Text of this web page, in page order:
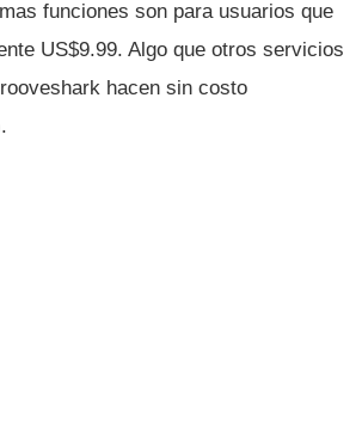
funciones son para usuarios que
US$9.99. Algo que otros servicios
hacen sin costo